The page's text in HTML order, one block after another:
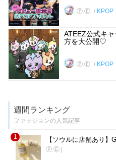
Ⓟ.Ⓔ KPOP
ATEEZ公式キ
方を大公開♡
Ⓟ.Ⓔ KPOP
週間ランキング
ファッションの人気記事
1 【ソウルに店舗あり】
Ⓟ.Ⓔ